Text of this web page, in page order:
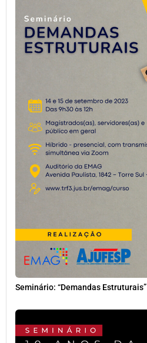
Seminário: “Demandas Estruturais”